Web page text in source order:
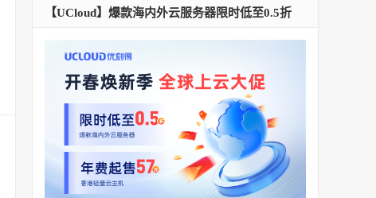
【UCloud】爆款海内外云服务器限时低至0.5折